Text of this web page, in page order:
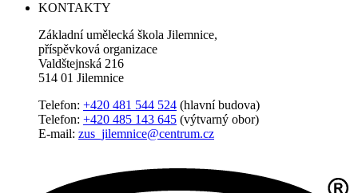
KONTAKTY
Základní umělecká škola Jilemnice,
příspěvková organizace
Valdštejnská 216
514 01 Jilemnice
Telefon: +420 481 544 524 (hlavní budova)
Telefon: +420 485 143 645 (výtvarný obor)
E-mail: zus_jilemnice@centrum.cz